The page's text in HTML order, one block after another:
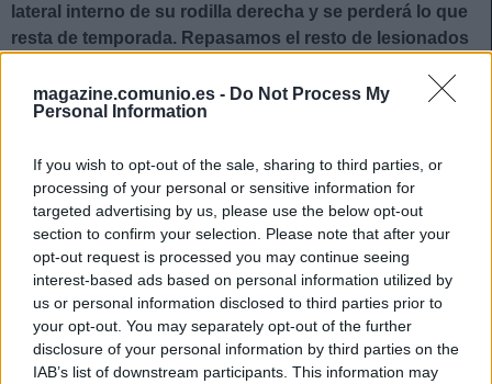
magazine.comunio.es - Do Not Process My
Personal Information
If you wish to opt-out of the sale, sharing to third parties, or
processing of your personal or sensitive information for
targeted advertising by us, please use the below opt-out
section to confirm your selection. Please note that after your
opt-out request is processed you may continue seeing
interest-based ads based on personal information utilized by
us or personal information disclosed to third parties prior to
your opt-out. You may separately opt-out of the further
disclosure of your personal information by third parties on the
IAB’s list of downstream participants. This information may
lateral interno de su rodilla derecha y se perderá lo que
resta de temporada. Repasamos el resto de lesionados
Hugo Mallo, sustituido por una sobrecarga
Hugo Mallotuvo que retirarse del encuentro ante Osasuna
en el minuto 7. El lateral del Celta sintió unas molestias en
el bíceps femoral de su pierna izquierda, lo que le obligó a
pedir el cambio. El jugador gallegoha sido sometido a
pruebas médicas que revelen el alcance real de la lesión y
sólo padece una sobrecarga, por lo que estará disponible
para el próximo partido ante el Levante.
Carlos Neva, rotura de fibras